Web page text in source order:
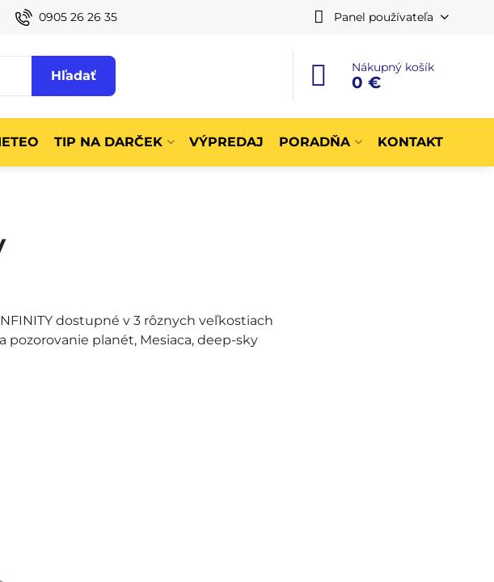
0905 26 26 35 Panel používateľa
Hľadať
Nákupný košík
0 €
TIP NA DARČEK VÝPREDAJ PORADŇA KONTAKT
dostupné v 3 rôznych veľkostiach
planét, Mesiaca, deep-sky